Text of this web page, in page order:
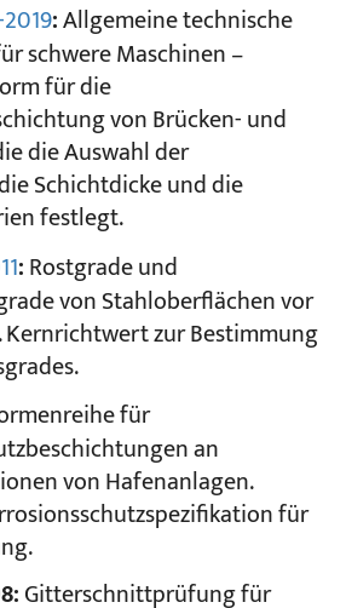
:Allgemeine technische
schwere Maschinen –
für die
von Brücken- und
die Auswahl der
Schichtdicke und die
festlegt.
:Rostgrade und
von Stahloberflächen vor
Kernrichtwert zur Bestimmung
für
an
von Hafenanlagen.
für
Gitterschnittprüfung für